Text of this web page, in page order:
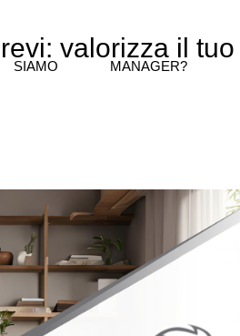
SIAMO MANAGER?
valorizza il tuo